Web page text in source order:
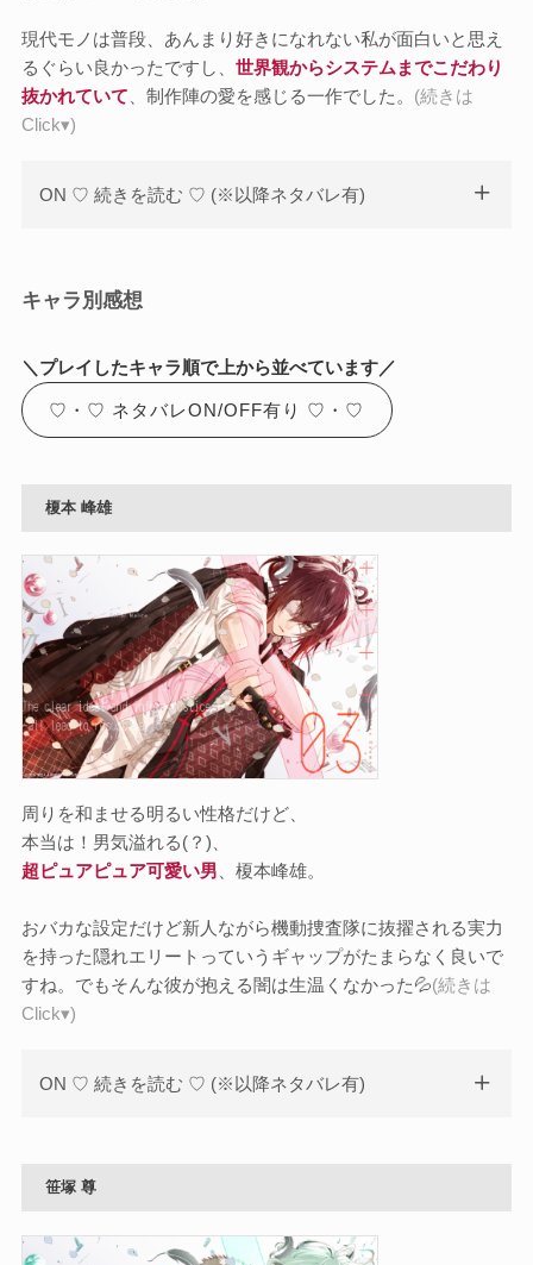
現代モノは普段、あんまり好きになれない私が面白いと思え
るぐらい良かったですし、 世界観からシステムまでこだわり
抜かれていて 、制作陣の愛を感じる一作でした。 (続きは
Click▾)
ON ♡ 続きを読む ♡ (※以降ネタバレ有)
キャラ別感想
＼ プレイしたキャラ順で上から並べています／
♡・♡ ネタバレON/OFF有り ♡・♡
榎本 峰雄
周りを和ませる明るい性格だけど、
本当は！男気溢れる(？)、
超ピュアピュア可愛い男 、榎本峰雄。
おバカな設定だけど新人ながら機動捜査隊に抜擢される実力
を持った隠れエリートっていうギャップがたまらなく良いで
すね。でもそんな彼が抱える闇は生温くなかった💦(続きは
Click▾)
ON ♡ 続きを読む ♡ (※以降ネタバレ有)
笹塚 尊